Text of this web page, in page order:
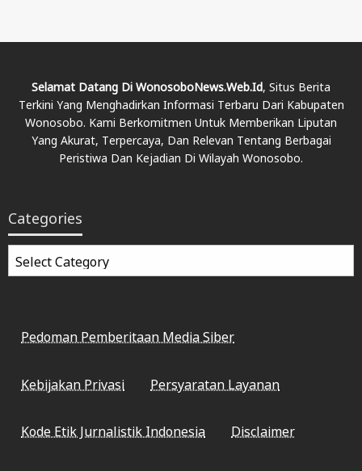
Selamat Datang Di WonosoboNews.web.id, Situs Berita
Terkini Yang Menghadirkan Informasi Terbaru Dari Kabupaten
Wonosobo. Kami Berkomitmen Untuk Memberikan Liputan
Yang Akurat, Terpercaya, Dan Relevan Tentang Berbagai
Peristiwa Dan Kejadian Di Wilayah Wonosobo.
Categories
Categories
Pedoman Pemberitaan Media Siber
Kebijakan Privasi Persyaratan Layanan
Kode Etik Jurnalistik Indonesia Disclaimer